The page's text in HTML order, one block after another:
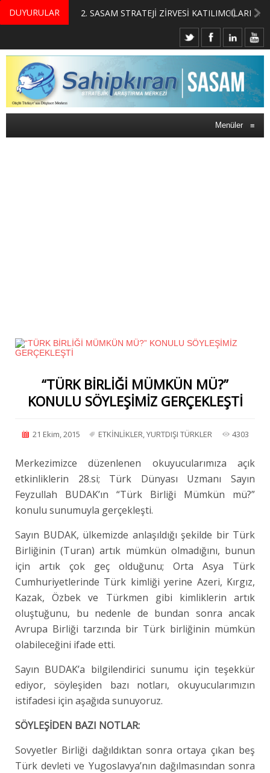
DUYURULAR
MERKEZİMİZ BÜNYESİNDE YETİŞTİRİLMEK ÜZERE GÖNÜLLÜ ÜLKE MASASI UZMANI VE UZMAN ADAYLARI ARIYORUZ 2. SASAM STRATEJİ ZİRVESİ KATILIMCILARI BELLİ OLDU
Menüler ≡
“TÜRK BİRLİĞİ MÜMKÜN MÜ?”
KONULU SÖYLEŞİMİZ GERÇEKLEŞTİ
21 Ekim, 2015 ETKİNLİKLER YURTDIŞI TÜRKLER 4303
Merkezimizce düzenlenen okuyucularımıza açık
etkinliklerin 28.si; Türk Dünyası Uzmanı Sayın
Feyzullah BUDAK’ın “Türk Birliği Mümkün mü?”
konulu sunumuyla gerçekleşti.
Sayın BUDAK, ülkemizde anlaşıldığı şekilde bir Türk
Birliğinin (Turan) artık mümkün olmadığını, bunun
için artık çok geç olduğunu; Orta Asya Türk
Cumhuriyetlerinde Türk kimliği yerine Azeri, Kırgız,
Kazak, Özbek ve Türkmen gibi kimliklerin artık
oluştuğunu, bu nedenle de bundan sonra ancak
Avrupa Birliği tarzında bir Türk birliğinin mümkün
olabileceğini ifade etti.
Sayın BUDAK’a bilgilendirici sunumu için teşekkür
ediyor, söyleşiden bazı notları, okuyucularımızın
istifadesi için aşağıda sunuyoruz.
SÖYLEŞİDEN BAZI NOTLAR:
Sovyetler Birliği dağıldıktan sonra ortaya çıkan beş
Türk devleti ve Yugoslavya’nın dağılmasından sonra